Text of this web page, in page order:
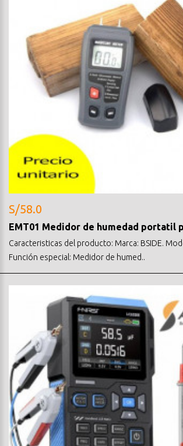
S/58.0
EMT01 Medidor de humedad portatil
Caracteristicas del producto: Marca: BSIDE.
Función especial: Medidor de humed..